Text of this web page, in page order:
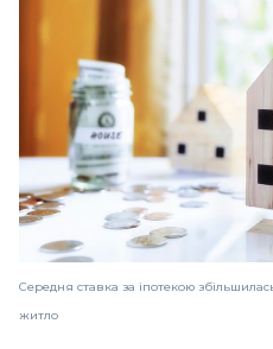
Середня ставка за іпотекою
житло